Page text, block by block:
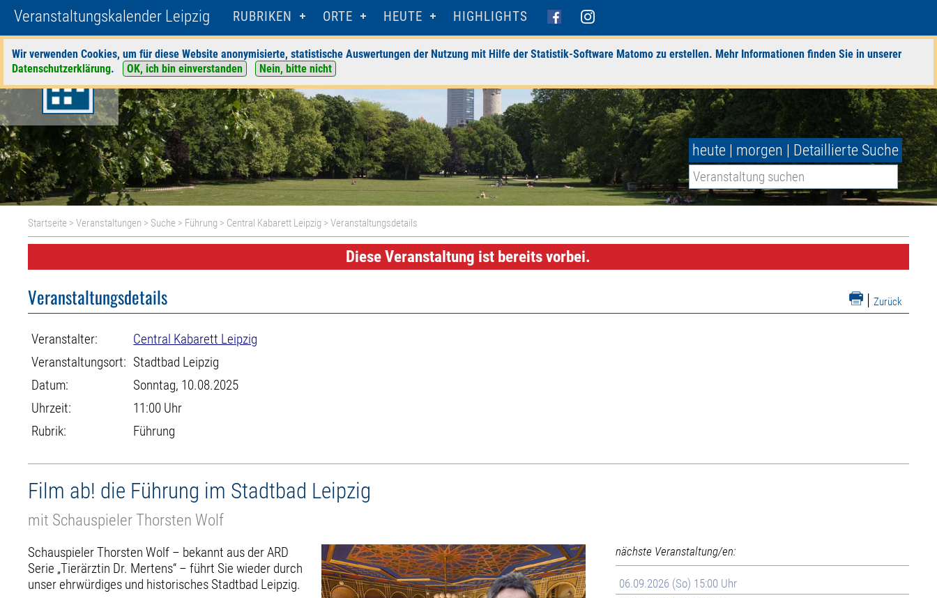
Veranstaltungskalender Leipzig RUBRIKEN ORTE HEUTE HIGHLIGHTS
Wir verwenden Cookies, um für diese Website anonymisierte, statistische Auswertungen der Nutzung mit Hilfe der Statistik-Software Matomo zu erstellen. Mehr Informationen finden Sie in unserer
Datenschutzerklärung. OK, ich bin einverstanden Nein, bitte nicht
heute | morgen | Detaillierte Suche
Startseite >Veranstaltungen > Suche > Führung > Central Kabarett Leipzig > Veranstaltungsdetails
Diese Veranstaltung ist bereits vorbei.
| Zurück
Veranstaltungsdetails
Veranstalter:
Central Kabarett Leipzig
Veranstaltungsort: Stadtbad Leipzig
Datum:
Sonntag, 10.08.2025
Uhrzeit:
11:00 Uhr
Rubrik:
Führung
Film ab! die Führung im Stadtbad Leipzig
mit Schauspieler Thorsten Wolf
Schauspieler Thorsten Wolf – bekannt aus der ARD
Serie „Tierärztin Dr. Mertens“ – führt Sie wieder durch
unser ehrwürdiges und historisches Stadtbad Leipzig.
nächste Veranstaltung/en:
06.09.2026 (So) 15:00 Uhr